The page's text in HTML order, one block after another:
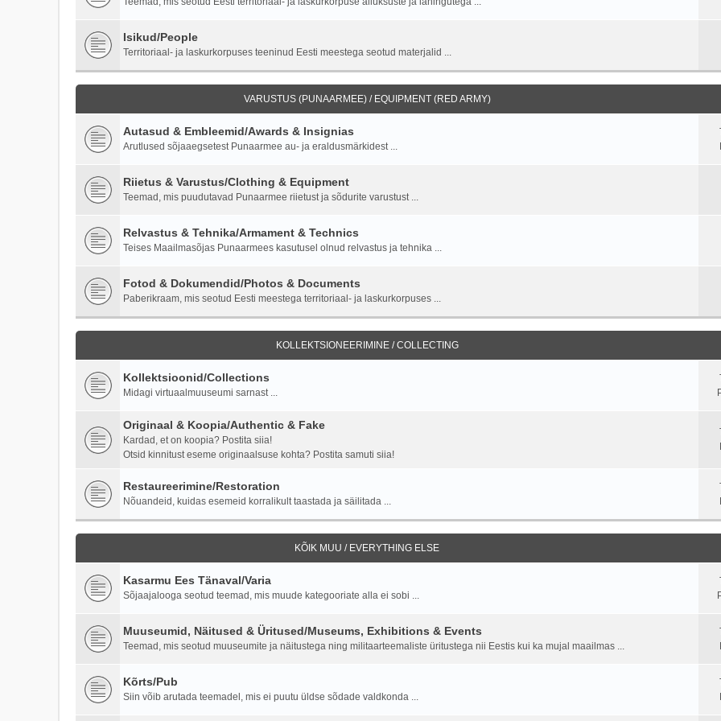
Isikud/People
Territoriaal- ja laskurkorpuses teeninud Eesti meestega seotud materjalid ...
VARUSTUS (PUNAARMEE) / EQUIPMENT (RED ARMY)
Autasud & Embleemid/Awards & Insignias
Arutlused sõjaaegsetest Punaarmee au- ja eraldusmärkidest ...
Riietus & Varustus/Clothing & Equipment
Teemad, mis puudutavad Punaarmee riietust ja sõdurite varustust ...
Relvastus & Tehnika/Armament & Technics
Teises Maailmasõjas Punaarmees kasutusel olnud relvastus ja tehnika ...
Fotod & Dokumendid/Photos & Documents
Paberikraam, mis seotud Eesti meestega territoriaal- ja laskurkorpuses ...
KOLLEKTSIONEERIMINE / COLLECTING
Kollektsioonid/Collections
Midagi virtuaalmuuseumi sarnast ...
Originaal & Koopia/Authentic & Fake
Kardad, et on koopia? Postita siia!
Otsid kinnitust eseme originaalsuse kohta? Postita samuti siia!
Restaureerimine/Restoration
Nõuandeid, kuidas esemeid korralikult taastada ja säilitada ...
KÕIK MUU / EVERYTHING ELSE
Kasarmu Ees Tänaval/Varia
Sõjaajalooga seotud teemad, mis muude kategooriate alla ei sobi ...
Muuseumid, Näitused & Üritused/Museums, Exhibitions & Events
Teemad, mis seotud muuseumite ja näitustega ning militaarteemaliste üritustega nii Eestis kui ka mujal maailmas ...
Kõrts/Pub
Siin võib arutada teemadel, mis ei puutu üldse sõdade valdkonda ...